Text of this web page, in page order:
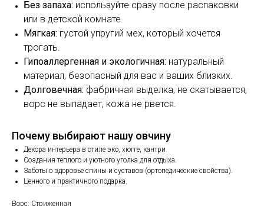
Без запаха: используйте сразу после распаковки
или в детской комнате.
Мягкая: густой упругий мех, который хочется
трогать.
Гипоаллергенная и экологичная: натуральный
материал, безопасный для вас и ваших близких.
Долговечная: фабричная выделка, не скатывается,
ворс не выпадает, кожа не рвется.
Почему выбирают нашу овчину
Декора интерьера в стиле эко, хюгге, кантри.
Создания теплого и уютного уголка для отдыха.
Заботы о здоровье спины и суставов (ортопедические свойства).
Ценного и практичного подарка.
Ворс: Стриженная